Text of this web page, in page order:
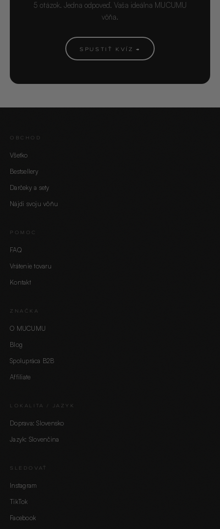
5 otázok. Jedna odpoveď. Vaša ideálna MUCUMU
vôňa.
SPUSTIŤ KVÍZ →
OBCHOD
Všetko
Bestsellery
Darčeky a sety
Nájdi svoju vôňu
POMOC
FAQ
Vrátenie tovaru
Kontakt
ZNAČKA
O MUCUMU
Blog
Spolupráca B2B
Affiliate
LOKALITA / JAZYK
Doprava: Slovensko
Jazyk: Slovenčina
SLEDOVAŤ
Instagram
TikTok
Facebook